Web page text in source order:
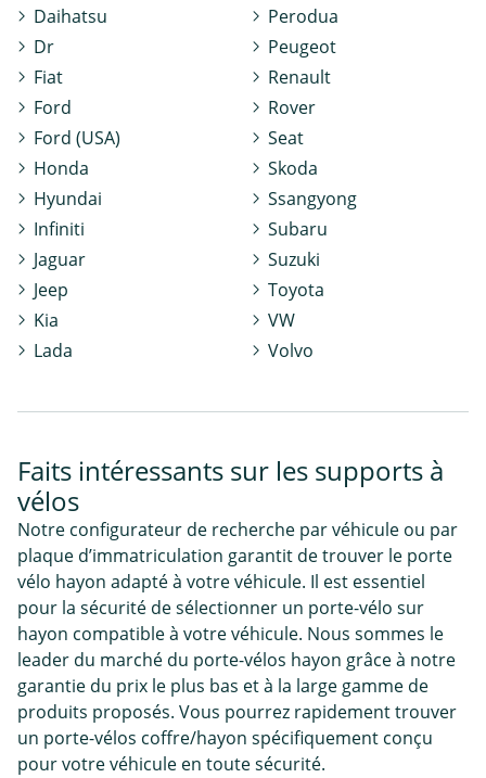
Daihatsu
Dr
Fiat
Ford
Ford (USA)
Honda
Hyundai
Infiniti
Jaguar
Jeep
Kia
Lada
Perodua
Peugeot
Renault
Rover
Seat
Skoda
Ssangyong
Subaru
Suzuki
Toyota
VW
Volvo
Faits intéressants sur les supports à
vélos
Notre configurateur de recherche par véhicule ou par
plaque d’immatriculation garantit de trouver le porte
vélo hayon adapté à votre véhicule. Il est essentiel
pour la sécurité de sélectionner un porte-vélo sur
hayon compatible à votre véhicule. Nous sommes le
leader du marché du porte-vélos hayon grâce à notre
garantie du prix le plus bas et à la large gamme de
produits proposés. Vous pourrez rapidement trouver
un porte-vélos coffre/hayon spécifiquement conçu
pour votre véhicule en toute sécurité.